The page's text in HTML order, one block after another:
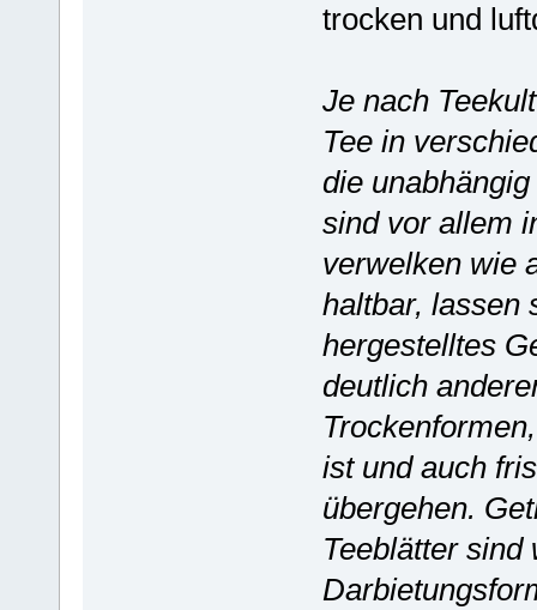
trocken und
Je nach
Tee in
die
sind vor allem
verwelken wie
haltbar, lassen
hergestelltes
deutlich
ist und auch
übergehen.
Teeblätter